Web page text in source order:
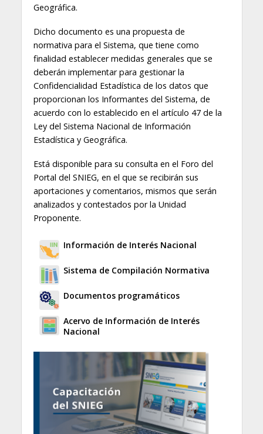
Geográfica.
Dicho documento es una propuesta de
normativa para el Sistema, que tiene como
finalidad establecer medidas generales que se
deberán implementar para gestionar la
Confidencialidad Estadística de los datos que
proporcionan los Informantes del Sistema, de
acuerdo con lo establecido en el artículo 47 de la
Ley del Sistema Nacional de Información
Estadística y Geográfica.
Está disponible para su consulta en el Foro del
Portal del SNIEG, en el que se recibirán sus
aportaciones y comentarios, mismos que serán
analizados y contestados por la Unidad
Proponente.
Información de Interés Nacional
Sistema de Compilación Normativa
Documentos programáticos
Acervo de Información de Interés
Nacional